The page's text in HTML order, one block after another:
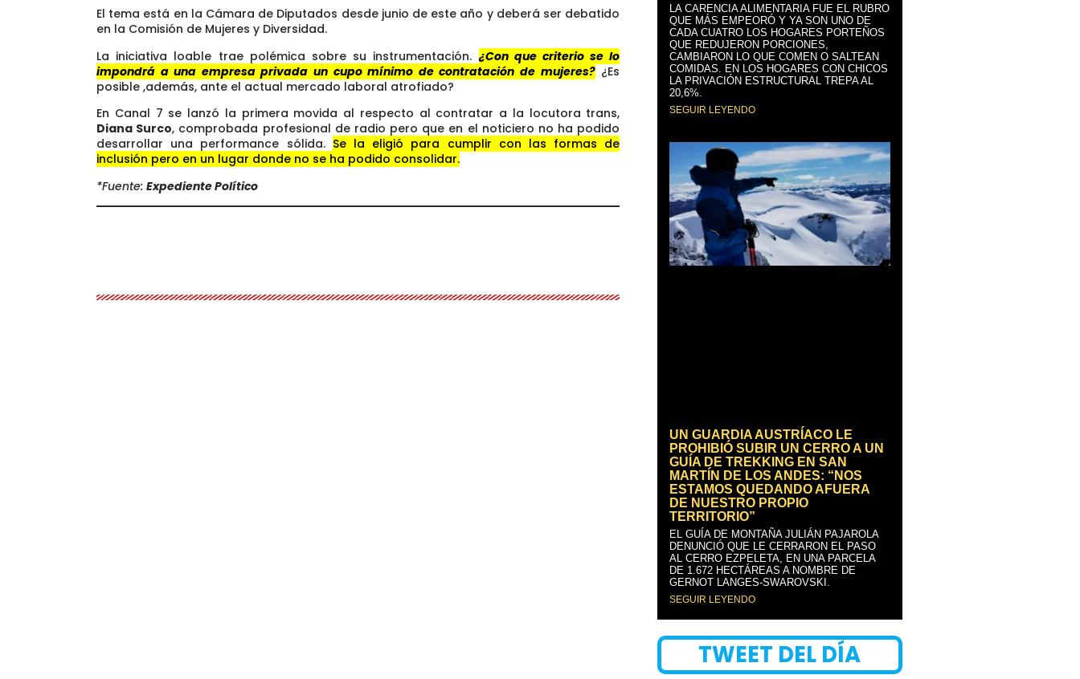
El tema está en la Cámara de Diputados desde junio de este año y deberá ser debatido
en la Comisión de Mujeres y Diversidad.
La iniciativa loable trae polémica sobre su instrumentación.¿Con que criterio se lo
impondrá a una empresa privada un cupo mínimo de contratación de mujeres? ¿Es
posible ,además, ante el actual mercado laboral atrofiado?
En Canal 7 se lanzó la primera movida al respecto al contratar a la locutora trans,
Diana Surco, comprobada profesional de radio pero que en el noticiero no ha podido
desarrollar una performance sólida. Se la eligió para cumplir con las formas de
inclusión pero en un lugar donde no se ha podido consolidar.
*Fuente: Expediente Político
LA CARENCIA ALIMENTARIA FUE EL RUBRO
QUE MÁS EMPEORÓ Y YA SON UNO DE
CADA CUATRO LOS HOGARES PORTEÑOS
QUE REDUJERON PORCIONES,
CAMBIARON LO QUE COMEN O SALTEAN
COMIDAS. EN LOS HOGARES CON CHICOS
LA PRIVACIÓN ESTRUCTURAL TREPA AL
20,6%.
SEGUIR LEYENDO
UN GUARDIA AUSTRÍACO LE
PROHIBIÓ SUBIR UN CERRO A UN
GUÍA DE TREKKING EN SAN
MARTÍN DE LOS ANDES: “NOS
ESTAMOS QUEDANDO AFUERA
DE NUESTRO PROPIO
TERRITORIO”
EL GUÍA DE MONTAÑA JULIÁN PAJAROLA
DENUNCIÓ QUE LE CERRARON EL PASO
AL CERRO EZPELETA, EN UNA PARCELA
DE 1.672 HECTÁREAS A NOMBRE DE
GERNOT LANGES-SWAROVSKI.
SEGUIR LEYENDO
TWEET DEL DÍA